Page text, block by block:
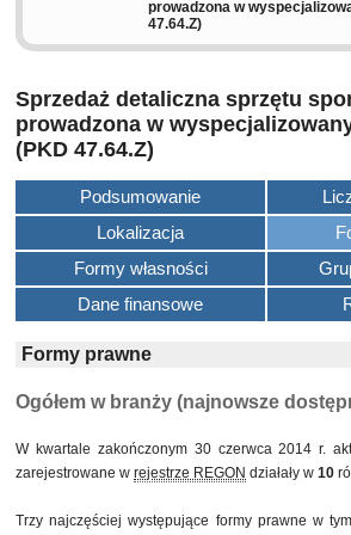
prowadzona w
47.64.Z)
Sprzedaż detaliczna sprzętu
prowadzona w
(PKD 47.64.Z)
Podsumowanie
Lokalizacja
Formy własności
Dane finansowe
Formy prawne
Ogółem w branży (najnowsze
W kwartale zakończonym 30 czerwca 2014 r.
zarejestrowane w rejestrze REGON działały w 10
Trzy najczęściej występujące formy prawne w